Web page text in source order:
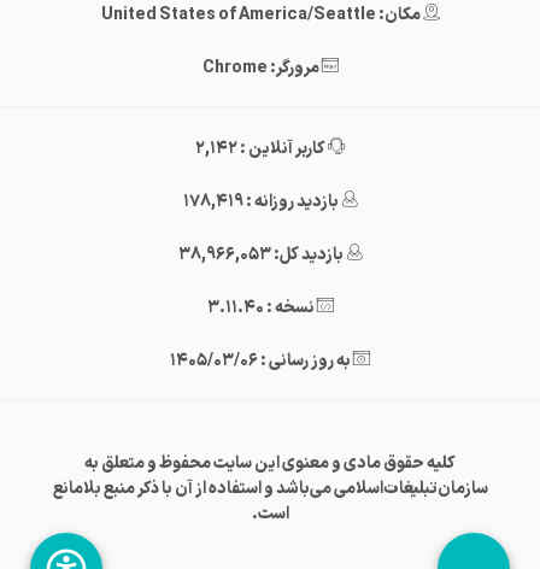
مکان: United States of America/Seattle
مرورگر: Chrome
کاربر آنلاین : 2,142
بازدید روزانه : 178,419
بازدید کل: 38,966,053
نسخه : 3.11.40
به روز رسانی : 1405/03/06
کلیه حقوق مادی و معنوی این سایت محفوظ و متعلق به
سازمان‌تبلیغات‌اسلامی می‌باشد و استفاده از آن با ذکر منبع بلامانع
است.